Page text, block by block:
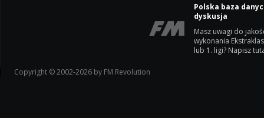
Polska baza
dyskusja
Masz uwagi do
wykonania
lub 1. ligi? Napisz
Copyright © 2002-2026 by FM Revolution